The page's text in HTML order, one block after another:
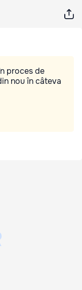
proces de
nou în câteva